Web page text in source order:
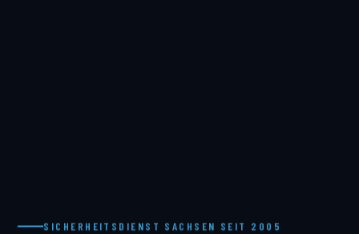
SICHERHEITSDIENST SACHSEN SEIT 2005